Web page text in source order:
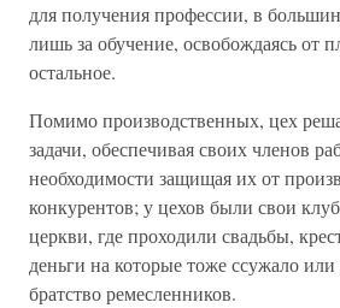
для получения профессии, в
лишь за обучение, освобождаясь от
остальное.
Помимо производственных, цех
задачи, обеспечивая своих членов
необходимости защищая их от
конкурентов; у цехов были свои
церкви, где проходили свадьбы,
деньги на которые тоже ссужало или
братство ремесленников.